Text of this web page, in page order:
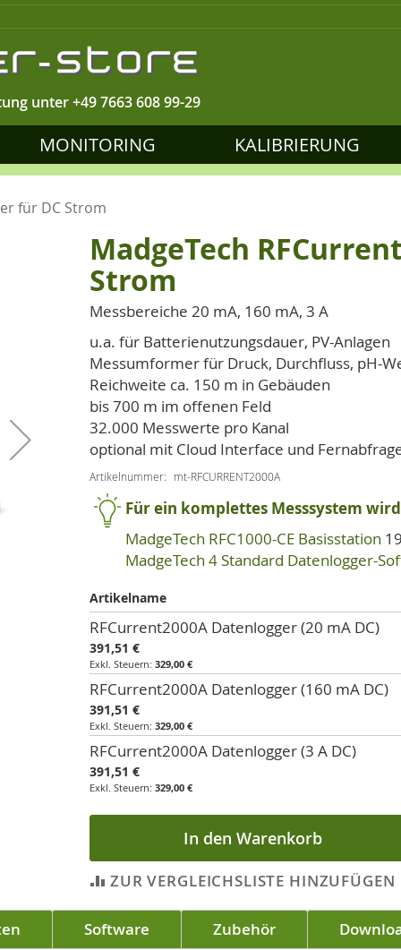
unter+49 7663 608 99-29
MONITORING KALIBRIERUNG
für DC Strom
MadgeTech
Strom
Messbereiche 20 mA, 160 mA, 3 A
u.a. für Batterienutzungsdauer, PV-Anlagen
Messumformer für Druck, Durchfluss, pH-
Reichweite ca. 150 m in Gebäuden
bis 700 m im offenen Feld
32.000 Messwerte pro Kanal
optional mit Cloud Interface und
Artikelnummer mt-RFCURRENT2000A
Für ein komplettes Messsystem
MadgeTech RFC1000-CE Basisstation
MadgeTech 4 Standard Datenlogger-
Artikel
für
gruppiertes
Produkt
Artikelname
RFCurrent2000A Datenlogger (20 mA DC)
391,51 €
329,00 €
RFCurrent2000A Datenlogger (160 mA DC)
391,51 €
329,00 €
RFCurrent2000A Datenlogger (3 A DC)
391,51 €
329,00 €
In den Warenkorb
ZUR VERGLEICHSLISTE HINZUFÜGEN
Software Zubehör